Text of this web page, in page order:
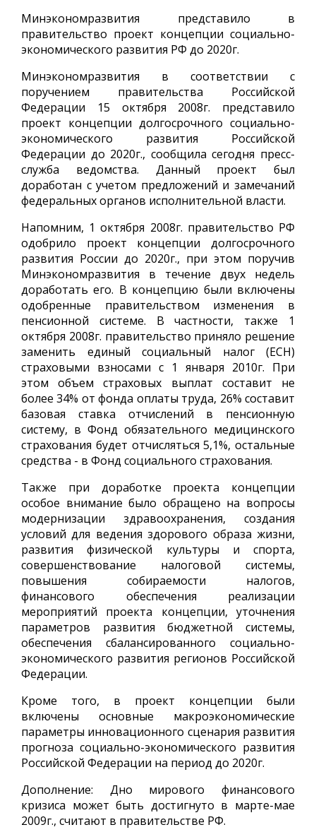
Минэкономразвития представило в
правительство проект концепции социально-
экономического развития РФ до 2020г.
Минэкономразвития в соответствии с
поручением правительства Российской
Федерации 15 октября 2008г. представило
проект концепции долгосрочного социально-
экономического развития Российской
Федерации до 2020г., сообщила сегодня пресс-
служба ведомства. Данный проект был
доработан с учетом предложений и замечаний
федеральных органов исполнительной власти.
Напомним, 1 октября 2008г. правительство РФ
одобрило проект концепции долгосрочного
развития России до 2020г., при этом поручив
Минэкономразвития в течение двух недель
доработать его. В концепцию были включены
одобренные правительством изменения в
пенсионной системе. В частности, также 1
октября 2008г. правительство приняло решение
заменить единый социальный налог (ЕСН)
страховыми взносами с 1 января 2010г. При
этом объем страховых выплат составит не
более 34% от фонда оплаты труда, 26% составит
базовая ставка отчислений в пенсионную
систему, в Фонд обязательного медицинского
страхования будет отчисляться 5,1%, остальные
средства - в Фонд социального страхования.
Также при доработке проекта концепции
особое внимание было обращено на вопросы
модернизации здравоохранения, создания
условий для ведения здорового образа жизни,
развития физической культуры и спорта,
совершенствование налоговой системы,
повышения собираемости налогов,
финансового обеспечения реализации
мероприятий проекта концепции, уточнения
параметров развития бюджетной системы,
обеспечения сбалансированного социально-
экономического развития регионов Российской
Федерации.
Кроме того, в проект концепции были
включены основные макроэкономические
параметры инновационного сценария развития
прогноза социально-экономического развития
Российской Федерации на период до 2020г.
Дополнение: Дно мирового финансового
кризиса может быть достигнуто в марте-мае
2009г., считают в правительстве РФ.